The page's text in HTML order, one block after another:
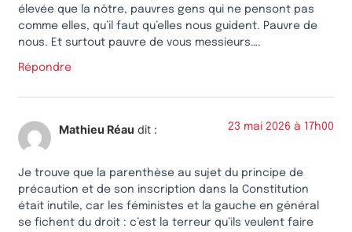
élevée que la nôtre, pauvres gens qui ne pensont pas
comme elles, qu’il faut qu’elles nous guident. Pauvre de
nous. Et surtout pauvre de vous messieurs….
Répondre
Mathieu Réau dit : 23 mai 2026 à 17h00
Je trouve que la parenthèse au sujet du principe de
précaution et de son inscription dans la Constitution
était inutile, car les féministes et la gauche en général
se fichent du droit : c’est la terreur qu’ils veulent faire